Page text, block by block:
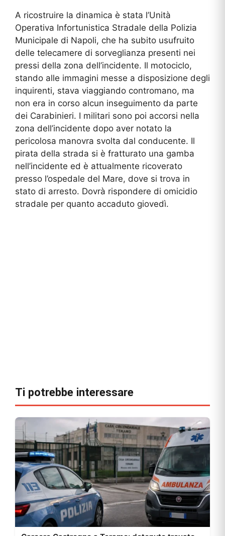
A ricostruire la dinamica è stata l’Unità
Operativa Infortunistica Stradale della Polizia
Municipale di Napoli, che ha subito usufruito
delle telecamere di sorveglianza presenti nei
pressi della zona dell’incidente. Il motociclo,
stando alle immagini messe a disposizione degli
inquirenti, stava viaggiando contromano, ma
non era in corso alcun inseguimento da parte
dei Carabinieri. I militari sono poi accorsi nella
zona dell’incidente dopo aver notato la
pericolosa manovra svolta dal conducente. Il
pirata della strada si è fratturato una gamba
nell’incidente ed è attualmente ricoverato
presso l’ospedale del Mare, dove si trova in
stato di arresto. Dovrà rispondere di omicidio
stradale per quanto accaduto giovedì.
Ti potrebbe interessare